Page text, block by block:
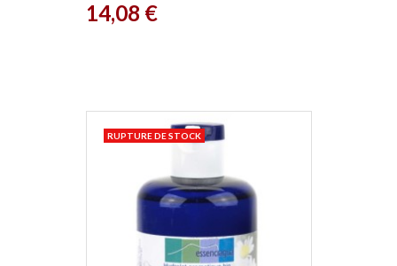
Prix
14,08 €
RUPTURE DE STOCK